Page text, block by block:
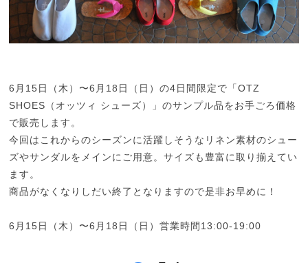
6月15日（木）〜6月18日（日）の4日間限定で「OTZ
SHOES（オッツィ シューズ）」のサンプル品をお手ごろ価格
で販売します。
今回はこれからのシーズンに活躍しそうなリネン素材のシュー
ズやサンダルをメインにご用意。サイズも豊富に取り揃えてい
ます。
商品がなくなりしだい終了となりますので是非お早めに！
6月15日（木）〜6月18日（日）営業時間13:00-19:00